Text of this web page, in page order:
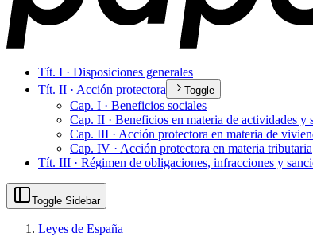
Tít. I · Disposiciones generales
Tít. II · Acción protectora
Toggle
Cap. I · Beneficios sociales
Cap. II · Beneficios en materia de actividades y
Cap. III · Acción protectora en materia de
Cap. IV · Acción protectora en materia tributaria
Tít. III · Régimen de obligaciones, infracciones y
Toggle Sidebar
Leyes de España